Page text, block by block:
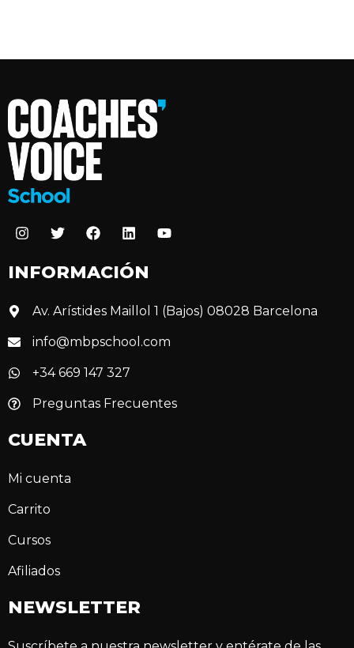
INFORMACIÓN
Av. Arístides Maillol 1 (Bajos) 08028 Barcelona
info@mbpschool.com
+34 669 147 327
Preguntas Frecuentes
CUENTA
Mi cuenta
Carrito
Cursos
Afiliados
NEWSLETTER